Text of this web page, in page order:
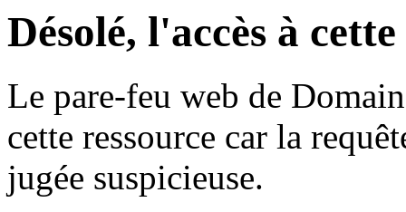
Désolé, l'accès à
Le pare-feu web de
cette ressource car la
jugée suspicieuse.